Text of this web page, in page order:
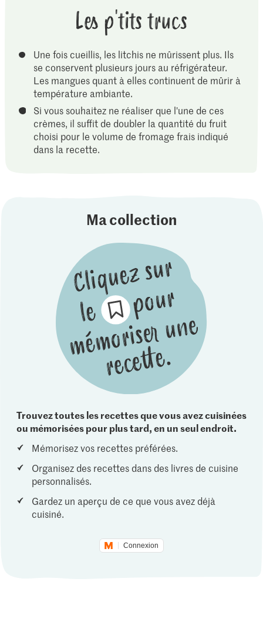
Les p'tits trucs
Une fois cueillis, les litchis ne mûrissent plus. Ils
se conservent plusieurs jours au réfrigérateur.
Les mangues quant à elles continuent de mûrir à
température ambiante.
Si vous souhaitez ne réaliser que l'une de ces
crèmes, il suffit de doubler la quantité du fruit
choisi pour le volume de fromage frais indiqué
dans la recette.
Ma collection
Trouvez toutes les recettes que vous avez cuisinées
ou mémorisées pour plus tard, en un seul endroit.
Mémorisez vos recettes préférées.
Organisez des recettes dans des livres de cuisine
personnalisés.
Gardez un aperçu de ce que vous avez déjà
cuisiné.
Connexion